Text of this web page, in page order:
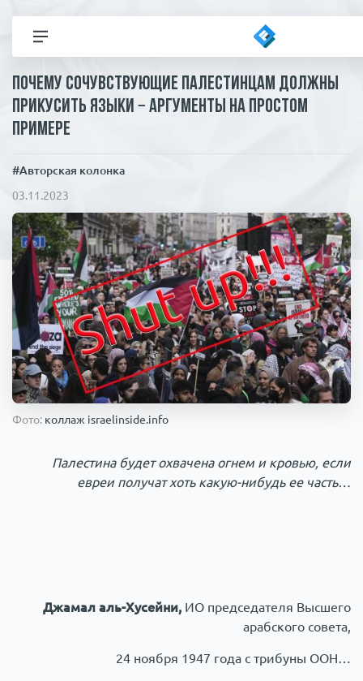
Все новости
Экономика
Общество
Коронавирус
Происшествия
Почему сочувствующие палестинцам должны
прикусить языки − аргументы на простом
примере
#Авторская колонка
03.11.2023
Фото: коллаж israelinside.info
Палестина будет охвачена огнем и кровью, если
евреи получат хоть какую-нибудь ее часть…
Джамал аль-Хусейни, ИО председателя Высшего
арабского совета,
24 ноября 1947 года с трибуны ООН…